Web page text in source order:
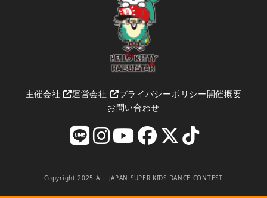
主催会社 運営会社 プライバシーポリシー開催概要
お問い合わせ
Copyright 2025 ALL JAPAN SUPER KIDS DANCE CONTEST